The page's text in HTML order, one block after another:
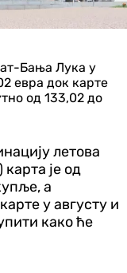
Бања Лука у
евра док карте
од 133,02 до
летова
карта је од
а
у августу и
како ће